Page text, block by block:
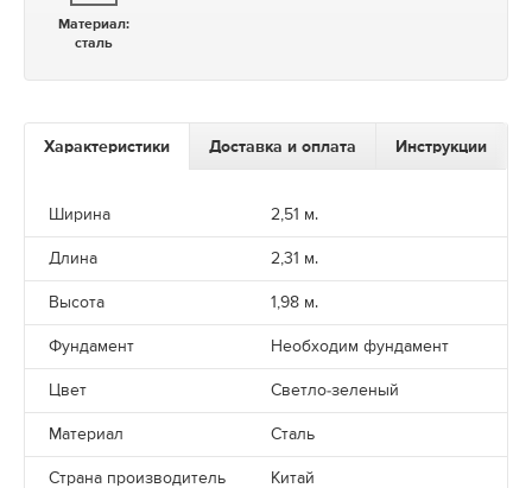
Материал:
сталь
Характеристики Доставка и оплата Инструкции
Ширина 2,51 м.
Длина 2,31 м.
Высота 1,98 м.
Фундамент Необходим фундамент
Цвет Светло-зеленый
Материал Сталь
Страна производитель Китай